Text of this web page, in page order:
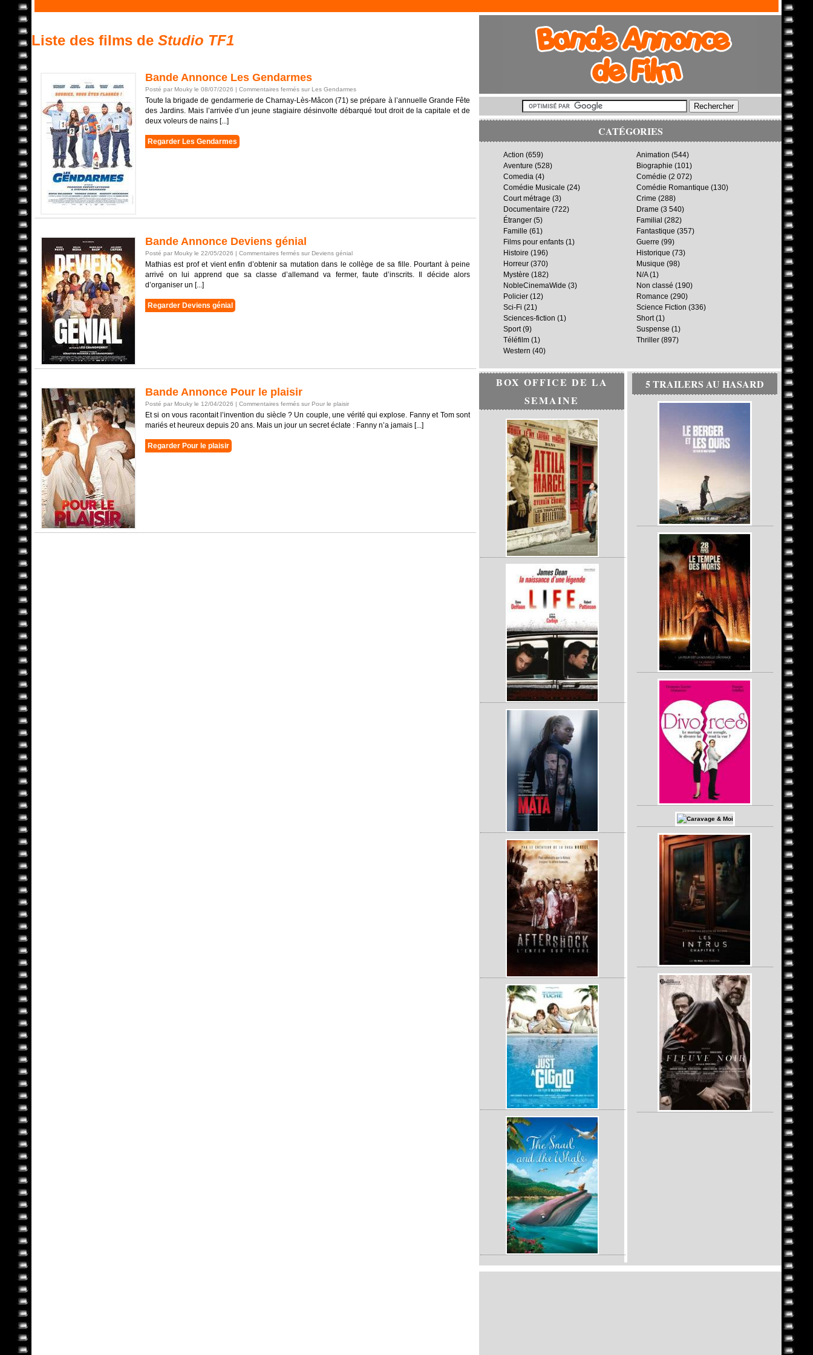
Liste des films de Studio TF1
Bande Annonce Les Gendarmes
Posté par Mouky le 08/07/2026 | Commentaires fermés sur Les Gendarmes
Toute la brigade de gendarmerie de Charnay-Lès-Mâcon (71) se prépare à l’annuelle Grande Fête
des Jardins. Mais l’arrivée d’un jeune stagiaire désinvolte débarqué tout droit de la capitale et de
deux voleurs de nains [...]
Regarder Les Gendarmes
Bande Annonce Deviens génial
Posté par Mouky le 22/05/2026 | Commentaires fermés sur Deviens génial
Mathias est prof et vient enfin d’obtenir sa mutation dans le collège de sa fille. Pourtant à peine
arrivé on lui apprend que sa classe d’allemand va fermer, faute d’inscrits. Il décide alors
d’organiser un [...]
Regarder Deviens génial
Bande Annonce Pour le plaisir
Posté par Mouky le 12/04/2026 | Commentaires fermés sur Pour le plaisir
Et si on vous racontait l’invention du siècle ? Un couple, une vérité qui explose. Fanny et Tom sont
mariés et heureux depuis 20 ans. Mais un jour un secret éclate : Fanny n’a jamais [...]
Regarder Pour le plaisir
CATÉGORIES
Action (659) Animation (544)
Aventure (528) Biographie (101)
Comedia (4) Comédie (2 072)
Comédie Musicale (24) Comédie Romantique (130)
Court métrage (3) Crime (288)
Documentaire (722) Drame (3 540)
Étranger (5) Familial (282)
Famille (61) Fantastique (357)
Films pour enfants (1) Guerre (99)
Histoire (196) Historique (73)
Horreur (370) Musique (98)
Mystère (182) N/A(1)
NobleCinemaWide (3) Non classé (190)
Policier (12) Romance (290)
Sci-Fi (21) Science Fiction (336)
Sciences-fiction (1) Short(1)
Sport(9) Suspense (1)
Téléfilm (1) Thriller (897)
Western (40)
BOX OFFICE DE LA
SEMAINE
5 TRAILERS AU HASARD